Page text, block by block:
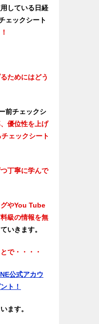
している日経
ェックシート
ためにはどう
前チェックシ
優位性を上げ
ェックシート
丁寧に学んで
やYou Tube
級の情報を無
いきます。
で・・・・
公式アカウ
ト！
ます。